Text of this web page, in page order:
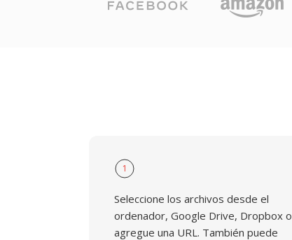
1
Seleccione los archivos desde el
ordenador, Google Drive, Dropbox o
agregue una URL. También puede